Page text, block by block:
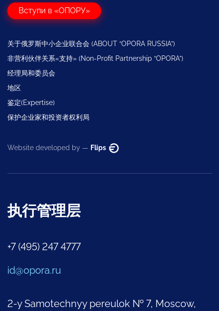
Вступи в «ОПОРУ»
关于俄罗斯中小企业联合会 (ABOUT “OPORA RUSSIA”)
非营利伙伴关系«支持» (Non-Profit Partnership “OPORA”)
经理局和委员会
地区
鉴定(Expertise)
保护企业家和投资者权利局
Website developed by — Flips
执行管理层
+7 (495) 247 4777
id@opora.ru
2-y Samotechnyy pereulok № 7, Moscow,